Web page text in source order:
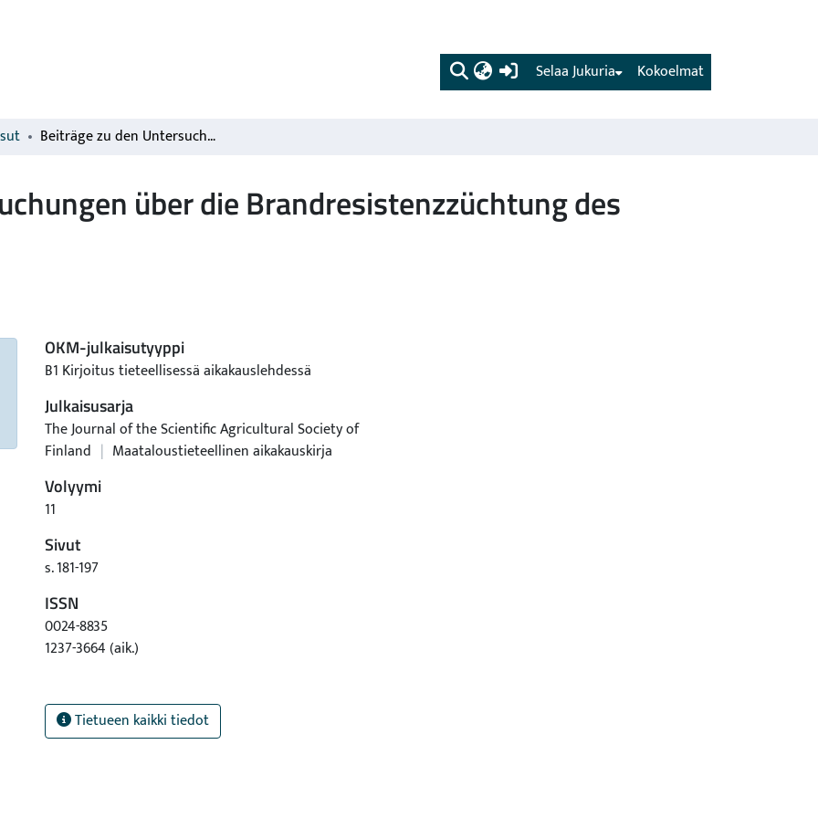
(current) Kokoelmat
Selaa Jukuria
Beiträge zu den Untersuchungen über die Brandresistenzzüchtung des hafers
über die Brandresistenzzüchtung des
OKM-julkaisutyyppi
B1 Kirjoitus tieteellisessä aikakauslehdessä
Julkaisusarja
The Journal of the Scientific Agricultural Society of
Finland | Maataloustieteellinen aikakauskirja
Volyymi
11
Sivut
s. 181-197
ISSN
0024-8835
1237-3664 (aik.)
Tietueen kaikki tiedot